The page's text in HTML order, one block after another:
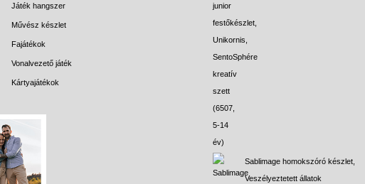
Játék hangszer
Művész készlet
Fajátékok
Vonalvezető játék
Kártyajátékok
Sablimage homokszóró készlet,
Veszélyeztetett állatok